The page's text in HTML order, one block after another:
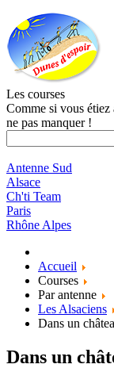
Les courses
Comme si vous étiez
ne pas manquer !
Antenne Sud
Alsace
Ch'ti Team
Paris
Rhône Alpes
Accueil
Courses
Par antenne
Les Alsaciens
Dans un
Dans un